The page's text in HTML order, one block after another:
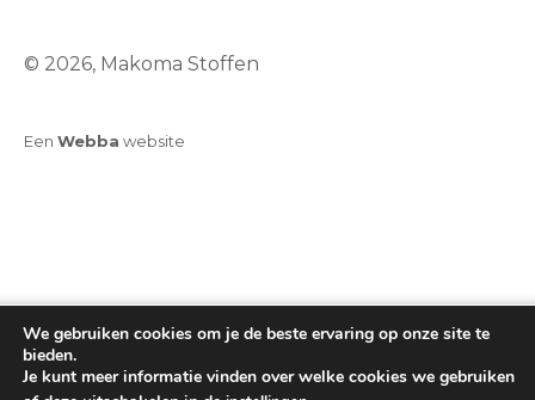
© 2026, Makoma Stoffen
Een Webba website
We gebruiken cookies om je de beste ervaring op onze site te
bieden.
Je kunt meer informatie vinden over welke cookies we gebruiken